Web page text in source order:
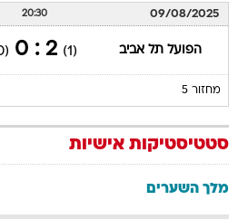
09/08/2025
20:30
הפועל תל אביב (1)
2 : 0
(0)
מחזור 5
סטטיסטיקות אישיות
מלך השערים